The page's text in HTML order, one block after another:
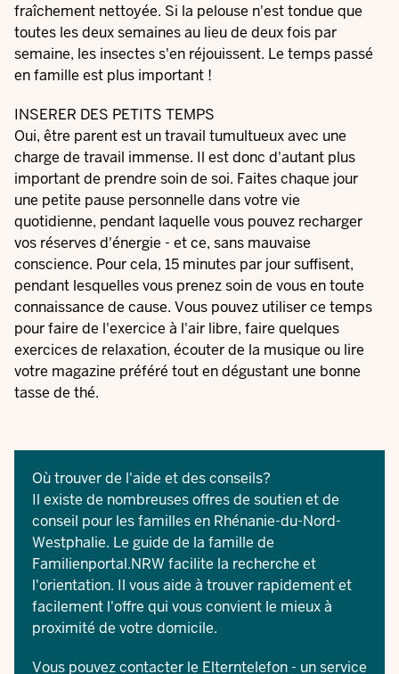
fraîchement nettoyée. Si la pelouse n'est tondue que
toutes les deux semaines au lieu de deux fois par
semaine, les insectes s'en réjouissent. Le temps passé
en famille est plus important !
INSERER DES PETITS TEMPS
Oui, être parent est un travail tumultueux avec une
charge de travail immense. Il est donc d'autant plus
important de prendre soin de soi. Faites chaque jour
une petite pause personnelle dans votre vie
quotidienne, pendant laquelle vous pouvez recharger
vos réserves d'énergie - et ce, sans mauvaise
conscience. Pour cela, 15 minutes par jour suffisent,
pendant lesquelles vous prenez soin de vous en toute
connaissance de cause. Vous pouvez utiliser ce temps
pour faire de l'exercice à l'air libre, faire quelques
exercices de relaxation, écouter de la musique ou lire
votre magazine préféré tout en dégustant une bonne
tasse de thé.
Où trouver de l'aide et des conseils?
Il existe de nombreuses offres de soutien et de
conseil pour les familles en Rhénanie-du-Nord-
Westphalie. Le guide de la famille de
Familienportal.NRWfacilite la recherche et
l'orientation. Il vous aide à trouver rapidement et
facilement l'offre qui vous convient le mieux à
proximité de votre domicile.
Vous pouvez contacter le Elterntelefon - un service